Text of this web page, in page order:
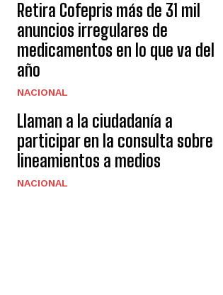
Retira Cofepris más de 31 mil
anuncios irregulares de
medicamentos en lo que va del
año
NACIONAL
Llaman a la ciudadanía a
participar en la consulta sobre
lineamientos a medios
NACIONAL